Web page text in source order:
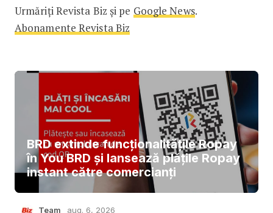
Urmăriți Revista Biz și pe Google News.
Abonamente Revista Biz
BRD extinde funcționalitățile Ropay
în You BRD și lansează plățile Ropay
instant către comercianți
Team aug. 6, 2026